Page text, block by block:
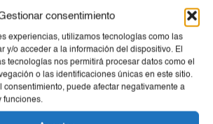
consentimiento
experiencias, utilizamos tecnologías como las
y/o acceder a la información del dispositivo. El
tecnologías nos permitirá procesar datos como el
o las identificaciones únicas en este sitio.
consentimiento, puede afectar negativamente a
funciones.
Manos
Tinte Palette Rubio Med.